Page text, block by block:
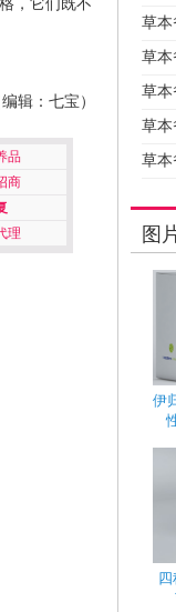
，它们既不
编辑：七宝）
品
商
理
草本
草本
草本
草本
草本
图
伊
四